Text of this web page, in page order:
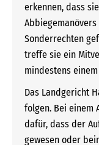
erkennen, dass
Sonderrechten
treffe sie ein
mindestens
Das Landgericht
folgen. Bei einem
dafür, dass der
gewesen oder